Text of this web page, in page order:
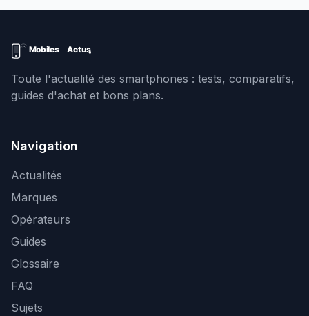
Toute l'actualité des smartphones : tests, comparatifs,
guides d'achat et bons plans.
Navigation
Actualités
Marques
Opérateurs
Guides
Glossaire
FAQ
Sujets